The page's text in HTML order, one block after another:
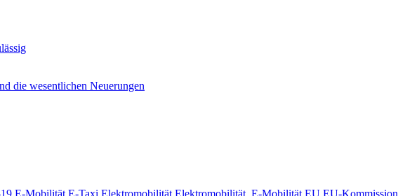
die wesentlichen Neuerungen
E-Mobilität E-Taxi Elektromobilität Elektromobilität. E-Mobilität EU EU-Kommission